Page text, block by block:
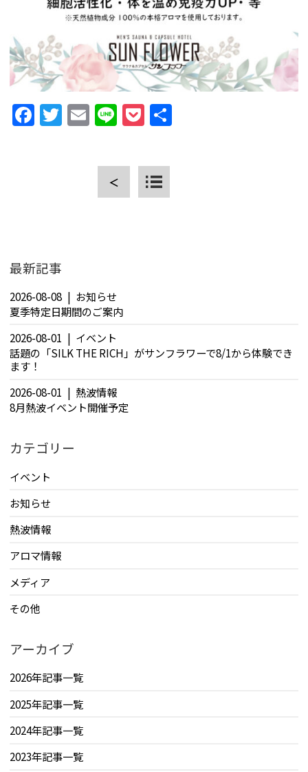
NEWS & BLOG ニュース＆ブログ
Facebook
Twitter
Email
LinePocket
＜
最新記事
2026-08-08
お知らせ
夏季特定日期間のご案内
2026-08-01
イベント
話題の「SILK THE RICH」がサンフラワーで8/1から体験でき
ます！
2026-08-01
熱波情報
8月熱波イベント開催予定
カテゴリー
イベント
お知らせ
熱波情報
アロマ情報
メディア
その他
アーカイブ
2026年記事一覧
2025年記事一覧
2024年記事一覧
2023年記事一覧